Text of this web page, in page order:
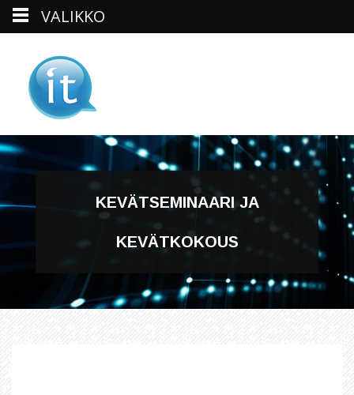
content
KEVÄTSEMINAARI JA
KEVÄTKOKOUS
VALIKKO